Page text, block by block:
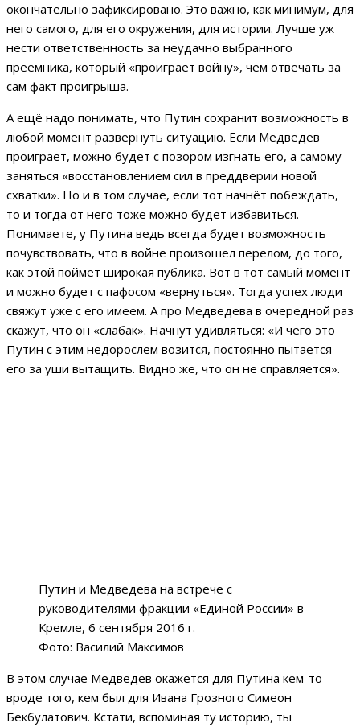
окончательно зафиксировано. Это важно, как минимум, для
него самого, для его окружения, для истории. Лучше уж
нести ответственность за неудачно выбранного
преемника, который «проиграет войну», чем отвечать за
сам факт проигрыша.
А ещё надо понимать, что Путин сохранит возможность в
любой момент развернуть ситуацию. Если Медведев
проиграет, можно будет с позором изгнать его, а самому
заняться «восстановлением сил в преддверии новой
схватки». Но и в том случае, если тот начнёт побеждать,
то и тогда от него тоже можно будет избавиться.
Понимаете, у Путина ведь всегда будет возможность
почувствовать, что в войне произошел перелом, до того,
как этой поймёт широкая публика. Вот в тот самый момент
и можно будет с пафосом «вернуться». Тогда успех люди
свяжут уже с его имеем. А про Медведева в очередной раз
скажут, что он «слабак». Начнут удивляться: «И чего это
Путин с этим недорослем возится, постоянно пытается
его за уши вытащить. Видно же, что он не справляется».
Путин и Медведева на встрече с
руководителями фракции «Единой России» в
Кремле, 6 сентября 2016 г.
Фото: Василий Максимов
В этом случае Медведев окажется для Путина кем-то
вроде того, кем был для Ивана Грозного Симеон
Бекбулатович. Кстати, вспоминая ту историю, ты